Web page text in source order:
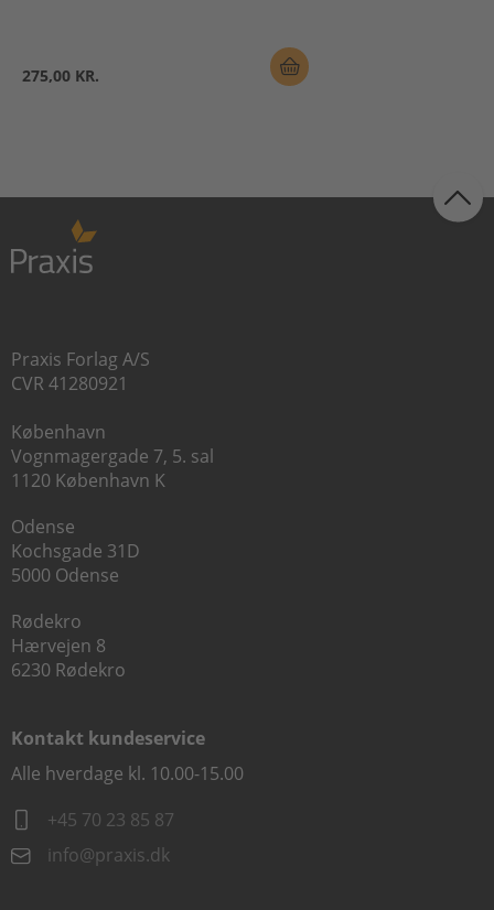
275,00 KR.
Praxis Forlag A/S
CVR 41280921
København
Vognmagergade 7, 5. sal
1120 København K
Odense
Kochsgade 31D
5000 Odense
Rødekro
Hærvejen 8
6230 Rødekro
Kontakt kundeservice
Alle hverdage kl. 10.00-15.00
+45 70 23 85 87
info@praxis.dk